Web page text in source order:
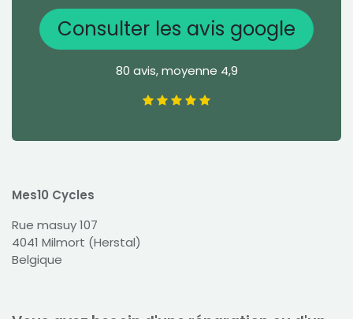
Consulter les avis google
80 avis, moyenne 4,9
Mes10 Cycles
Rue masuy 107
4041 Milmort (Herstal)
Belgique